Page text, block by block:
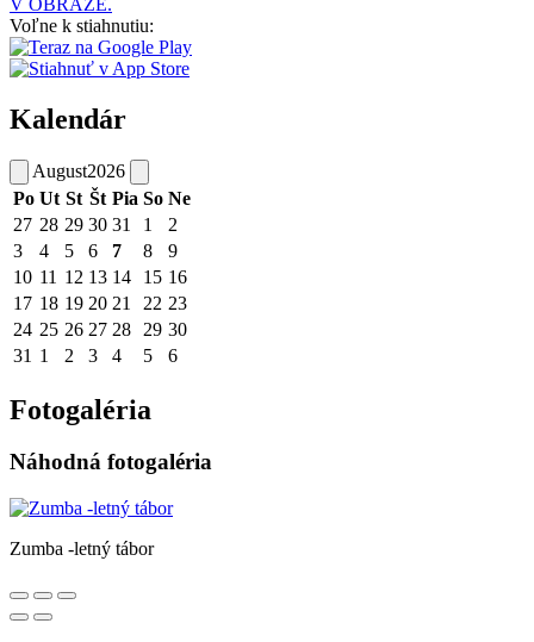
Voľne k stiahnutiu:
Kalendár
August2026
Po Ut St Št Pia So Ne
27 28 29 30 31 1
2
3
4 5 6 7 8
9
10 11 12 13 14 15 16
17 18 19 20 21 22 23
24 25 26 27 28 29 30
31 1 2 3 4 5 6
Fotogaléria
Náhodná fotogaléria
Zumba -letný tábor